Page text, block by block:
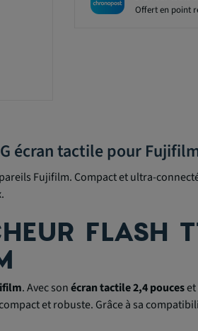
Offert en point
écran tactile pour
Fujifilm. Compact et ultra-
FLASH
. Avec sonécran tactile 2,4 pouces
et robuste. Grâce à sa